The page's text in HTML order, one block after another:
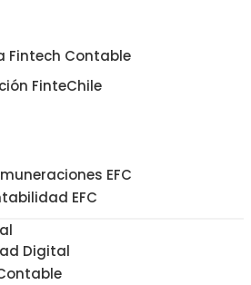
Fintech Contable
FinteChile
EFC
EFC
Digital